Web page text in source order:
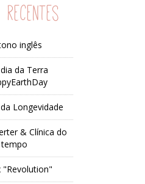
recentes
inglês
da Terra
Longevidade
& Clínica do
tempo
"Revolution"